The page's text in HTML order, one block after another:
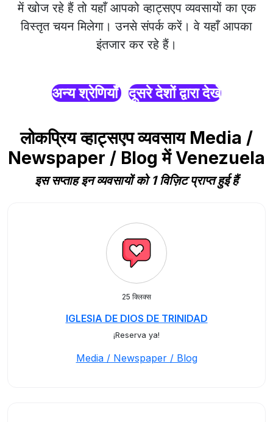
में खोज रहे हैं तो यहाँ आपको व्हाट्सएप व्यवसायों का एक
विस्तृत चयन मिलेगा। उनसे संपर्क करें। वे यहाँ आपका
इंतजार कर रहे हैं।
अन्य श्रेणियाँ दूसरे देशों द्वारा देखें
लोकप्रिय व्हाट्सएप व्यवसाय Media /
Newspaper / Blog में Venezuela
इस सप्ताह इन व्यवसायों को 1 विज़िट प्राप्त हुई हैं
25 क्लिक्स
IGLESIA DE DIOS DE TRINIDAD
¡Reserva ya!
Media / Newspaper / Blog